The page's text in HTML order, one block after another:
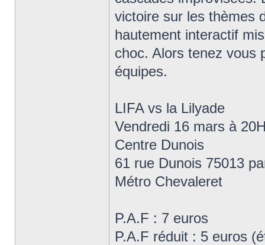
victoire sur les thèmes
hautement interactif
choc. Alors tenez vous
équipes.
LIFA vs la Lilyade
Vendredi 16 mars à
Centre Dunois
61 rue Dunois 75013
Métro Chevaleret
P.A.F : 7 euros
P.A.F réduit : 5 euros